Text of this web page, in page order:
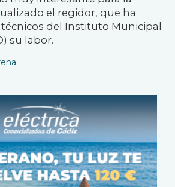
el regidor, que ha
del Instituto Municipal
su labor.